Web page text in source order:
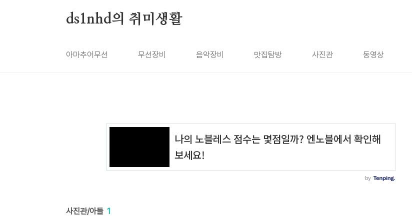
ds1nhd의 취미생활
아마추어무선 무선장비 음악장비 맛집탐방 사진관 동영상
사진관/아들 1